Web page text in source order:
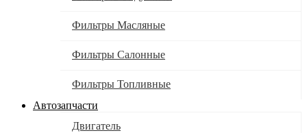
Фильтры Масляные
Фильтры Салонные
Фильтры Топливные
Автозапчасти
Двигатель